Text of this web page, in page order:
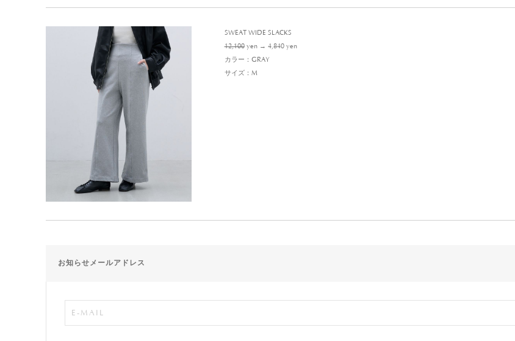
SWEAT WIDE SLACKS
12,100yen → 4,840 yen
カラー：GRAY
サイズ：M
お知らせメールアドレス